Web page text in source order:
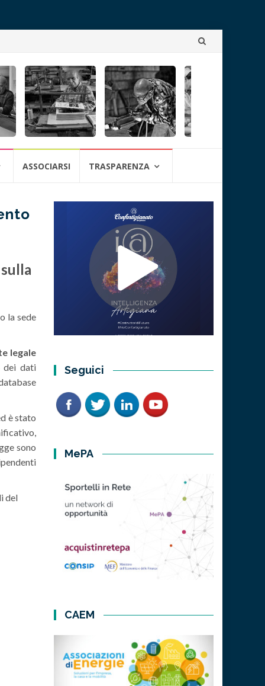
Skip
content
ASSOCIARSI TRASPARENZA
la sede
legale
dei dati
è stato
sono
del
Seguici
MePA
CAEM